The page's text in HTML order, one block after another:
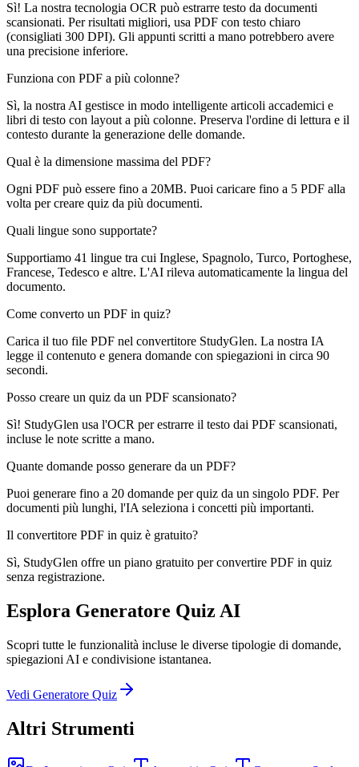
Sì! La nostra tecnologia OCR può estrarre testo da documenti
scansionati. Per risultati migliori, usa PDF con testo chiaro
(consigliati 300 DPI). Gli appunti scritti a mano potrebbero avere
una precisione inferiore.
Funziona con PDF a più colonne?
Sì, la nostra AI gestisce in modo intelligente articoli accademici e
libri di testo con layout a più colonne. Preserva l'ordine di lettura e il
contesto durante la generazione delle domande.
Qual è la dimensione massima del PDF?
Ogni PDF può essere fino a 20MB. Puoi caricare fino a 5 PDF alla
volta per creare quiz da più documenti.
Quali lingue sono supportate?
Supportiamo 41 lingue tra cui Inglese, Spagnolo, Turco, Portoghese,
Francese, Tedesco e altre. L'AI rileva automaticamente la lingua del
documento.
Come converto un PDF in quiz?
Carica il tuo file PDF nel convertitore StudyGlen. La nostra IA
legge il contenuto e genera domande con spiegazioni in circa 90
secondi.
Posso creare un quiz da un PDF scansionato?
Sì! StudyGlen usa l'OCR per estrarre il testo dai PDF scansionati,
incluse le note scritte a mano.
Quante domande posso generare da un PDF?
Puoi generare fino a 20 domande per quiz da un singolo PDF. Per
documenti più lunghi, l'IA seleziona i concetti più importanti.
Il convertitore PDF in quiz è gratuito?
Sì, StudyGlen offre un piano gratuito per convertire PDF in quiz
senza registrazione.
Esplora Generatore Quiz AI
Scopri tutte le funzionalità incluse le diverse tipologie di domande,
spiegazioni AI e condivisione istantanea.
Vedi Generatore Quiz
Altri Strumenti